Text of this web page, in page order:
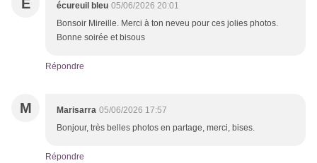
É écureuil bleu 05/06/2026 20:01
Bonsoir Mireille. Merci à ton neveu pour ces jolies photos.
Bonne soirée et bisous
Répondre
M Marisarra 05/06/2026 17:57
Bonjour, très belles photos en partage, merci, bises.
Répondre